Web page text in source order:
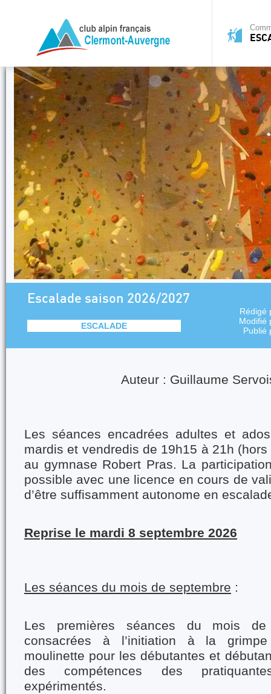
Escalade saison 2026/2027
ESCALADE
Rédigé
Modifié
Publié
Auteur : Guillaume
Les séances encadrées adultes et
mardis et vendredis de 19h15 à 21h
au gymnase Robert Pras. La
possible avec une licence en cours de
d’être suffisamment autonome en
Reprise le mardi 8 septembre 2026
Les séances du mois de septembre :
Les premières séances du mois de
consacrées à l’initiation à la
moulinette pour les débutantes et
des compétences des
expérimentés.